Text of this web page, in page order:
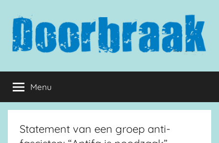
inhoud
springen
Doorbraak.eu
Menu
Statement van een groep anti-